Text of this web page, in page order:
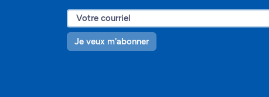
Je veux m'abonner